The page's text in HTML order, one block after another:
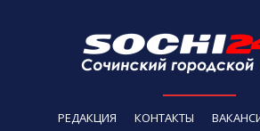
РЕДАКЦИЯ КОНТАКТЫ